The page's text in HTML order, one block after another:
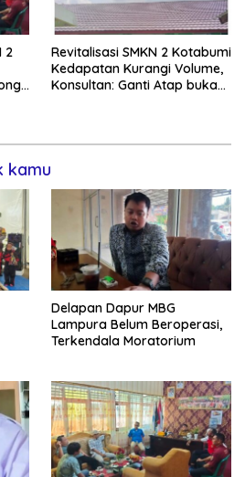
2
Revitalisasi SMKN 2 Kotabumi
Kedapatan Kurangi Volume,
Konsultan: Ganti Atap bukan
kamu
Delapan Dapur MBG
Lampura Belum Beroperasi,
Terkendala Moratorium